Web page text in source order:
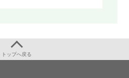
トップへ戻る